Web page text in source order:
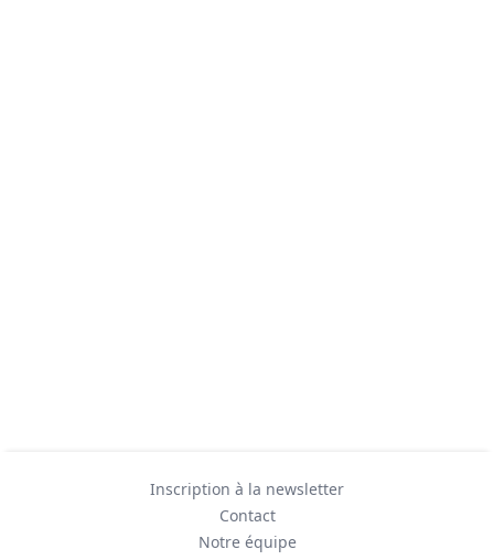
Inscription à la newsletter
Contact
Notre équipe